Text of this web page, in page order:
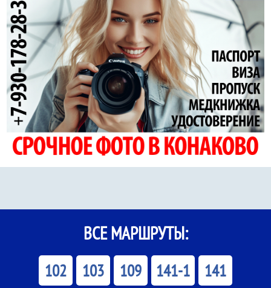
ВСЕ МАРШРУТЫ:
102 103 109 141-1 141